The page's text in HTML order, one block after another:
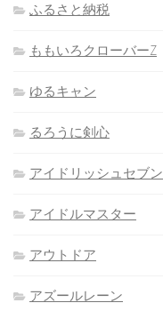
ふるさと納税
ももいろクローバーZ
ゆるキャン
るろうに剣心
アイドリッシュセブン
アイドルマスター
アウトドア
アズールレーン